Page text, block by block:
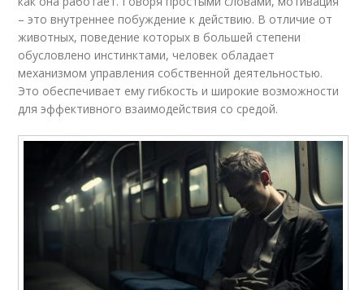
– это внутреннее побуждение к действию. В отличие от
животных, поведение которых в большей степени
обусловлено инстинктами, человек обладает
механизмом управления собственной деятельностью.
Это обеспечивает ему гибкость и широкие возможности
для эффективного взаимодействия со средой.